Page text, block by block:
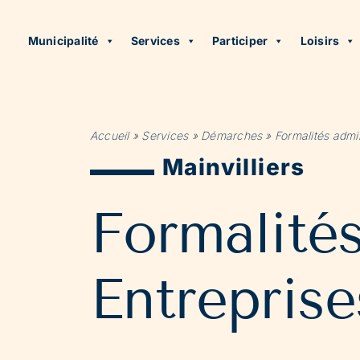
Municipalité Services Participer Loisirs
Accueil» Services» Démarches» Formalités
Mainvilliers